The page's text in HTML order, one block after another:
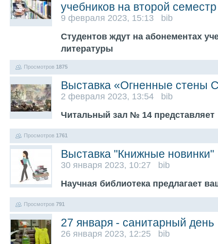
учебников на второй семестр
9 февраля 2023, 15:13 bib
Студентов ждут на абонементах
литературы
Просмотров 1875
Выставка «Огненные стены
2 февраля 2023, 13:54 bib
Читальный зал № 14 представляет
Просмотров 1761
Выставка "Книжные новинки"
30 января 2023, 10:27 bib
Научная библиотека предлагает
Просмотров 791
27 января - санитарный день
26 января 2023, 12:25 bib